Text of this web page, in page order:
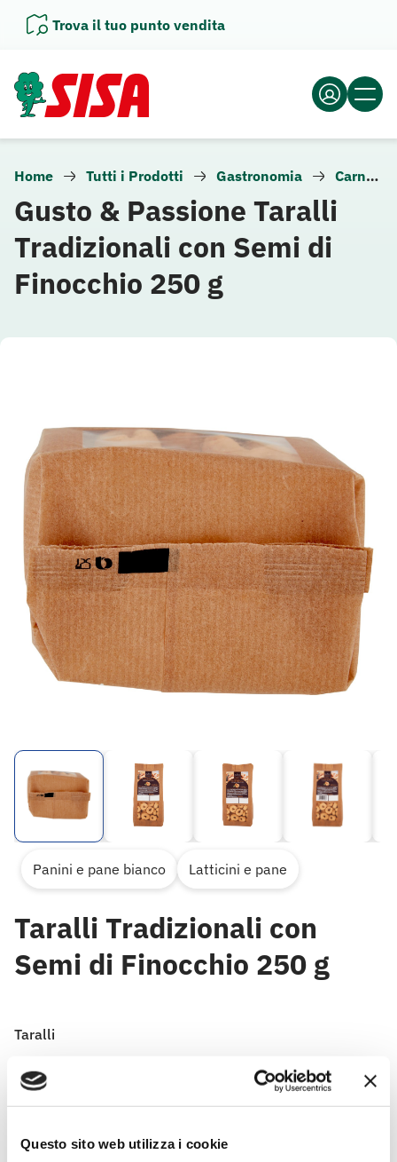
Questo sito web utilizza i cookie
Trova il tuo punto vendita
Home Tutti i Prodotti Gastronomia Carne e altra gastronomia
Gusto & Passione Taralli
Tradizionali con Semi di
Finocchio 250 g
Panini e pane bianco Latticini e pane
Taralli Tradizionali con
Semi di Finocchio 250 g
Taralli
I Taralli Gusto&Passione sono realizzati secondo la
tradizionale ricetta pugliese.
Fragranti e profumati sono un gustoso spezzafame in